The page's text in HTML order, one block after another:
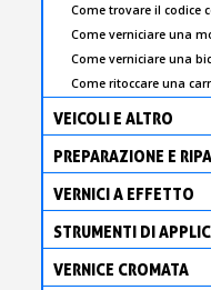
Come trovare il codice
Come verniciare una
Come verniciare una
Come ritoccare una
VEICOLI E ALTRO
PREPARAZIONE E
VERNICI A EFFETTO
STRUMENTI DI
VERNICE CROMATA